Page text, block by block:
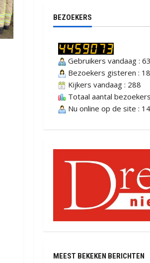
BEZOEKERS
Gebruikers vandaag : 63
Bezoekers gisteren :
Kijkers vandaag : 288
Totaal aantal
Nu online op de site : 14
MEEST BEKEKEN BERICHTEN